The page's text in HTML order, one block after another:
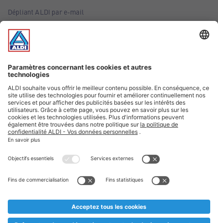
Dépliant ALDI par e-mail
Offres
Infos essentielles
Suivez ALDI Belgique
Textes marqués d'un astérisque et mentions légales
* Nous vendons ces articles temporairement et jusqu'à
au cas où, malgré le planning bien étudié, nous serions
prématurément en rupture de stock. Prix Recupel et TVA incl.
** Sur ce site, l’utilisation de la forme masculine a été adoptée